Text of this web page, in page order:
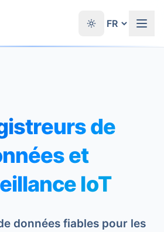
de
et
IoT
données fiables pour les